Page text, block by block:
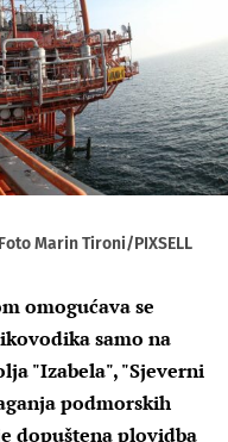
Marin Tironi/PIXSELL
omogućava se
samo na
"Izabela", "Sjeverni
podmorskih
dopuštena plovidba